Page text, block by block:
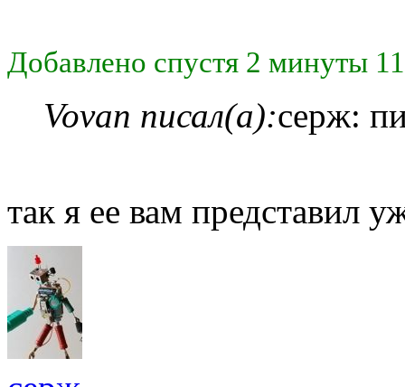
Добавлено спустя 2 минуты
Vovan писал(а):серж:
так я ее вам представил